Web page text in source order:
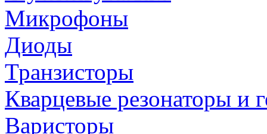
Микрофоны
Диоды
Транзисторы
Кварцевые резонаторы и
Варисторы